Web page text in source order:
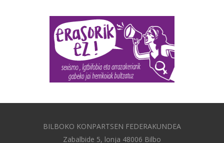
BILBOKO KONPARTSEN FEDERAKUNDEA
Zabalbide 5, lonja 48006 Bilbo